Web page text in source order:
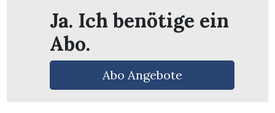
Ja. Ich benötige ein
Abo.
Abo Angebote